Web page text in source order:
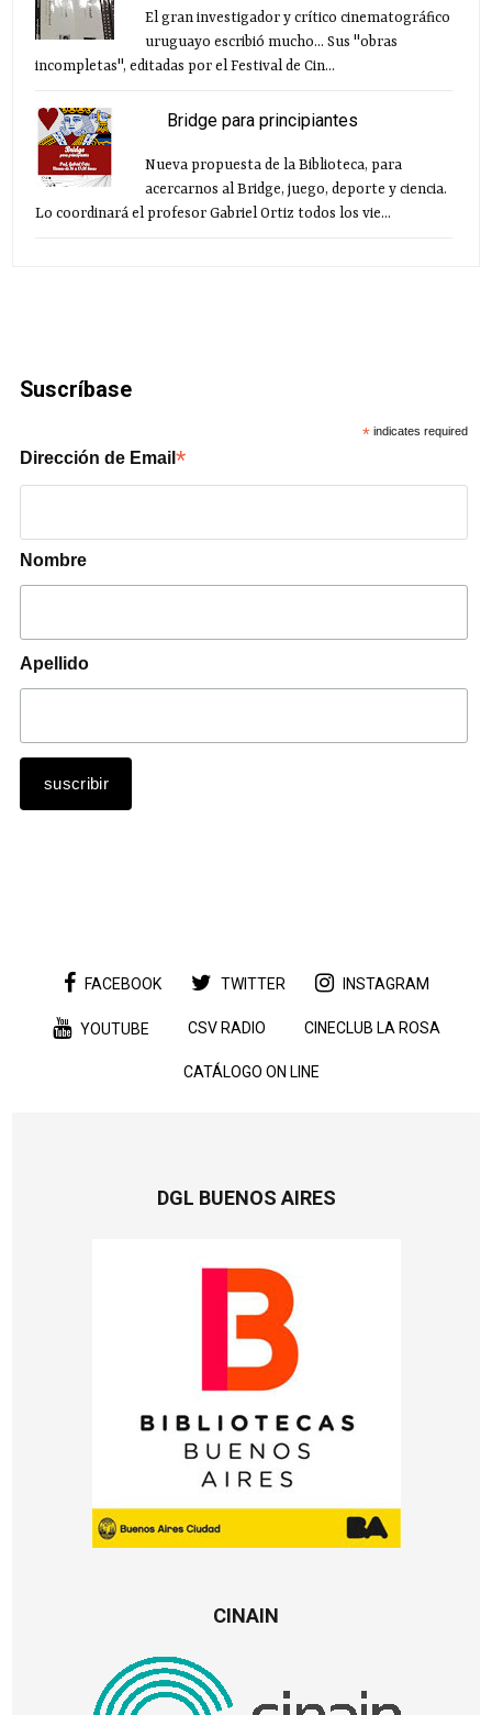
El gran investigador y crítico cinematográfico
uruguayo escribió mucho... Sus "obras
incompletas", editadas por el Festival de Cin...
Bridge para principiantes
Nueva propuesta de la Biblioteca, para
acercarnos al Bridge, juego, deporte y ciencia.
Lo coordinará el profesor Gabriel Ortiz todos los vie...
Suscríbase
* indicates required
Dirección de Email*
Nombre
Apellido
FACEBOOK TWITTER INSTAGRAM
YOUTUBE CSV RADIO CINECLUB LA ROSA
CATÁLOGO ON LINE
DGL BUENOS AIRES
CINAIN